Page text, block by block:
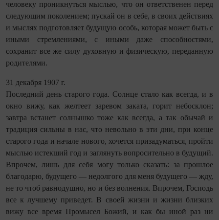
человеку проникнуться мыслью, что он ответственен перед
следующим поколением; пускай он в себе, в своих действиях
и мыслях подготовляет будущую особь, которая может быть с
иными стремлениями, с иными даже способностями,
сохранит все же силу духовную и физическую, переданную
родителями.
31 декабря 1907 г.
Последний день старого года. Солнце стало как всегда, и в
окно вижу, как желтеет заревом заката, горит небосклон;
завтра встанет солнышко тоже как всегда, а так обычай и
традиция сильны в нас, что невольно в эти дни, при конце
старого года и начале нового, хочется призадуматься, пройти
мыслью истекший год и заглянуть ­вопросительно в будущий.
Впрочем, лишь для себя могу только сказать: за прошлое
благодарю, будущего — недолгого для меня будущего — жду,
не то чтоб равнодушно, но и без волнения. Впрочем, Господь
все к лучшему приведет. В своей жизни и жизни близких
вижу все время Промысел Божий, и как бы иной раз ни